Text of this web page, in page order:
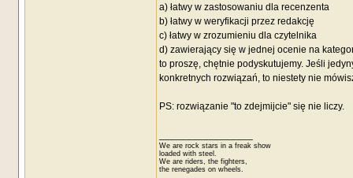
a) łatwy w zastosowaniu dla recenzenta
b) łatwy w weryfikacji przez redakcję
c) łatwy w zrozumieniu dla czytelnika
d) zawierający się w jednej ocenie na
to proszę, chętnie podyskutujemy. Jeśli
konkretnych rozwiązań, to niestety nie
PS: rozwiązanie "to zdejmijcie" się nie liczy.
We are rock stars in a freak show
loaded with steel.
We are riders, the fighters,
the renegades on wheels.